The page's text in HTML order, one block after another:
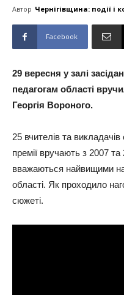
Автор Чернігівщина: події і
Facebook
29 вересня у залі
педагогам області
Георгія Вороного.
25 вчителів та
премії вручають з 2007 та
вважаються найвищими
області. Як проходило
сюжеті.